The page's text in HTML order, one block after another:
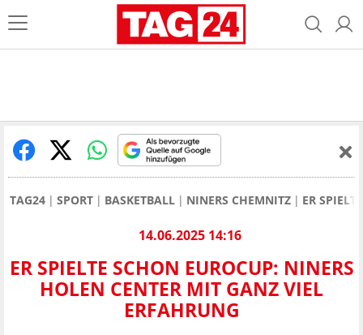
TAG24 SPORT BASKETBALL NINERS CHEMNITZ ER
14.06.2025 14:16
ER SPIELTE SCHON EUROCUP: NINERS
HOLEN CENTER MIT GANZ VIEL
ERFAHRUNG